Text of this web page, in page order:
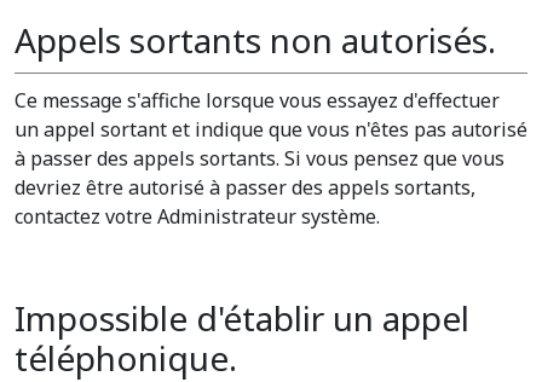
Appels sortants non autorisés.
Ce message s'affiche lorsque vous essayez d'effectuer
un appel sortant et indique que vous n'êtes pas autorisé
à passer des appels sortants. Si vous pensez que vous
devriez être autorisé à passer des appels sortants,
contactez votre Administrateur système.
Impossible d'établir un appel
téléphonique.